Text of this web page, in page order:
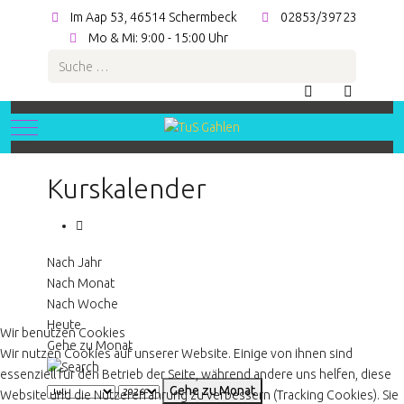
Im Aap 53, 46514 Schermbeck
02853/39723
Mo & Mi: 9:00 - 15:00 Uhr
Suchen
Mobile Menu Toggle
Kurskalender
Nach Jahr
Nach Monat
Nach Woche
Heute
Gehe zu Monat
Gehe zu Monat
Wir benutzen Cookies
Wir nutzen Cookies auf unserer Website. Einige von ihnen sind
essenziell für den Betrieb der Seite, während andere uns helfen, diese
Website und die Nutzererfahrung zu verbessern (Tracking Cookies). Sie